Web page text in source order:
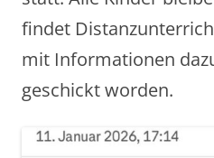
findet
mit Informationen
geschickt worden.